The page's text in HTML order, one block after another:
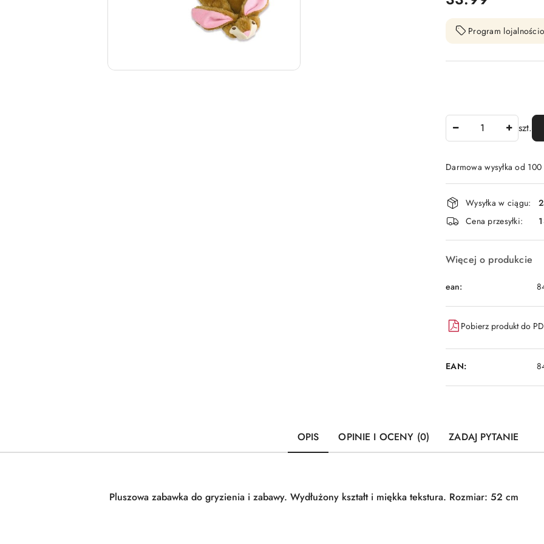
Program
szt.
Darmowa wysyłka od 100
Dostępność
i
dostawa
Wysyłka w ciągu:
Cena przesyłki:
Więcej o produkcie
ean:
Pobierz produkt do
EAN:
OPIS OPINIE I OCENY (0) ZADAJ PYTANIE
Pluszowa zabawka do gryzienia i zabawy. Wydłużony kształt i miękka tekstura. Rozmiar: 52 cm